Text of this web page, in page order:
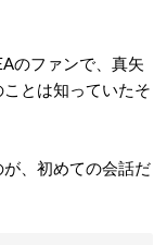
のファンで、真矢
とは知っていたそ
が、初めての会話だ